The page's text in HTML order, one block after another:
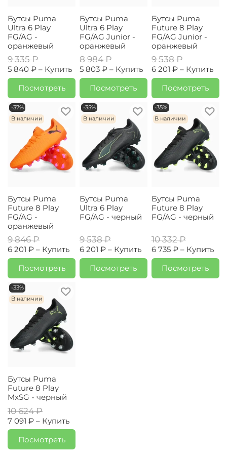
Бутсы Puma
Ultra 6 Play
FG/AG -
оранжевый
9 335 ₽
5 840 ₽ – Купить
Посмотреть
Бутсы Puma
Ultra 6 Play
FG/AG Junior -
оранжевый
8 984 ₽
5 803 ₽ – Купить
Посмотреть
Бутсы Puma
Future 8 Play
FG/AG Junior -
оранжевый
9 538 ₽
6 201 ₽ – Купить
Посмотреть
-37%
В наличии
Бутсы Puma
Future 8 Play
FG/AG -
оранжевый
9 846 ₽
6 201 ₽ – Купить
Посмотреть
-35%
В наличии
Бутсы Puma
Ultra 6 Play
FG/AG - черный
9 538 ₽
6 201 ₽ – Купить
Посмотреть
-35%
В наличии
Бутсы Puma
Future 8 Play
FG/AG - черный
10 332 ₽
6 735 ₽ – Купить
Посмотреть
-33%
В наличии
Бутсы Puma
Future 8 Play
MxSG - черный
10 624 ₽
7 091 ₽ – Купить
Посмотреть